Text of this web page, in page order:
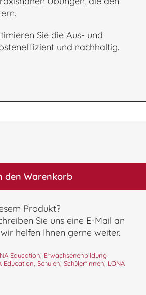
Sie die Aus- und
und nachhaltig.
den Warenkorb
Produkt?
Sie uns eine E-Mail an
helfen Ihnen gerne weiter.
Education Erwachsenenbildung
Education Schulen Schüler*innen LONA